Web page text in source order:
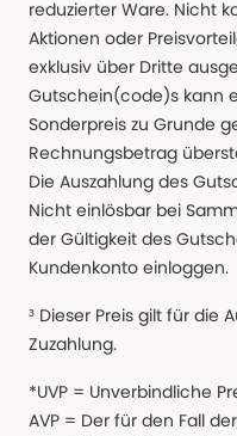
reduzierter Ware. Nicht
Aktionen oder
exklusiv über Dritte
Gutschein(code)s kann
Sonderpreis zu Grunde
Rechnungsbetrag
Die Auszahlung des
Nicht einlösbar bei
der Gültigkeit des
Kundenkonto einloggen.
³ Dieser Preis gilt für die
Zuzahlung.
*UVP = Unverbindliche
AVP = Der für den Fall